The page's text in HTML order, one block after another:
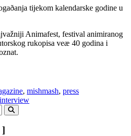
tijekom kalendarske godine u
Animafest, festival animiranog
rukopisa veæ 40 godina i
, mishmash, press
interview
Search
]